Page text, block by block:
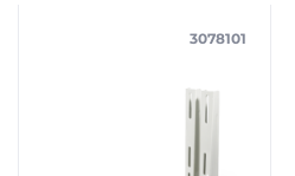
3078101